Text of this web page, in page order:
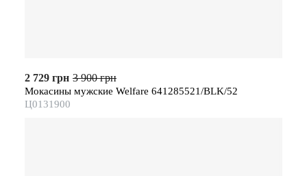
2 729 грн 3 900 грн
Мокасины мужские Welfare 641285521/BLK/52
Ц0131900